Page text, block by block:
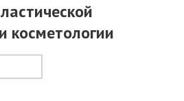
косметологии